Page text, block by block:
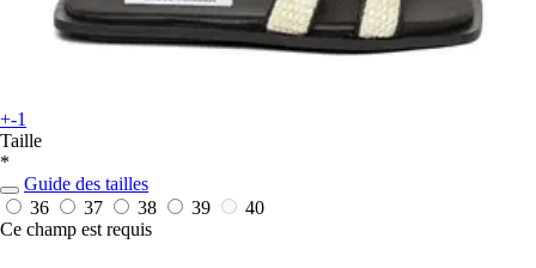
+-1
Taille
*
Guide des tailles
36
37 38 39
40
Ce champ est requis